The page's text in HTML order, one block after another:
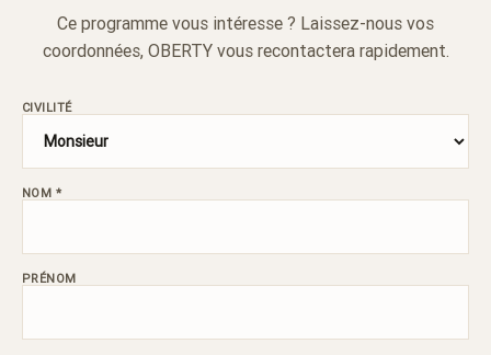
Ce programme vous intéresse ? Laissez-nous vos
coordonnées, OBERTY vous recontactera rapidement.
CIVILITÉ
NOM *
PRÉNOM